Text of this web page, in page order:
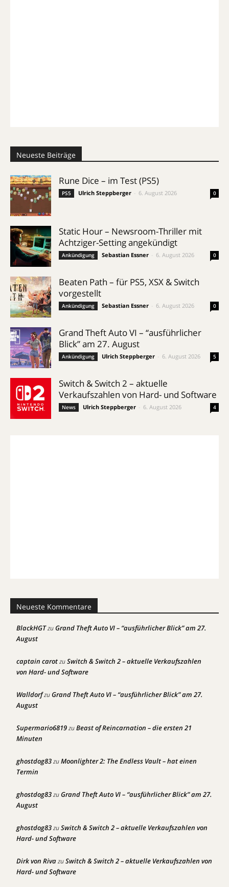
Neueste Beiträge
Rune Dice – im Test (PS5)
PS5 Ulrich Steppberger 6. August 2026 0
Static Hour – Newsroom-Thriller mit
Achtziger-Setting angekündigt
Ankündigung Sebastian Essner 6. August 2026 0
Beaten Path – für PS5, XSX & Switch
vorgestellt
Ankündigung Sebastian Essner 6. August 2026 0
Grand Theft Auto VI – “ausführlicher
Blick” am 27. August
Ankündigung Ulrich Steppberger 6. August 2026 5
Switch & Switch 2 – aktuelle
Verkaufszahlen von Hard- und Software
News Ulrich Steppberger 6. August 2026 4
Neueste Kommentare
BlackHGTzuGrand Theft Auto VI – “ausführlicher Blick” am 27.
August
captain carotzuSwitch & Switch 2 – aktuelle Verkaufszahlen
von Hard- und Software
WalldorfzuGrand Theft Auto VI – “ausführlicher Blick” am 27.
August
Supermario6819zuBeast of Reincarnation – die ersten 21
Minuten
ghostdog83zuMoonlighter 2: The Endless Vault – hat einen
Termin
ghostdog83zuGrand Theft Auto VI – “ausführlicher Blick” am 27.
August
ghostdog83zuSwitch & Switch 2 – aktuelle Verkaufszahlen von
Hard- und Software
Dirk von RivazuSwitch & Switch 2 – aktuelle Verkaufszahlen von
Hard- und Software